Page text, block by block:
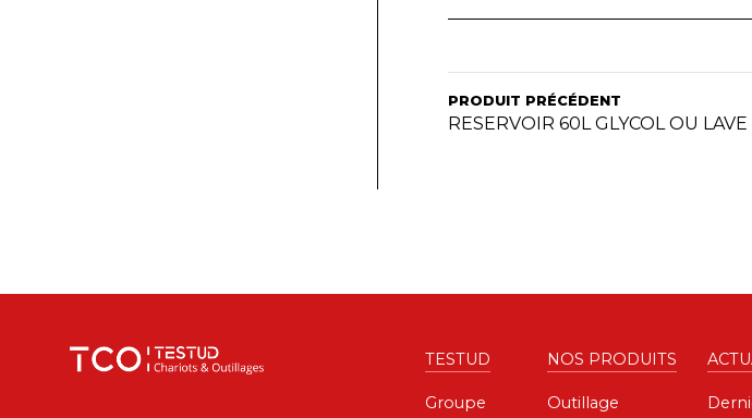
PRODUIT PRÉCÉDENT
RESERVOIR 60L GLYCOL OU LAVE
TESTUD
Groupe
NOS PRODUITS
Outillage